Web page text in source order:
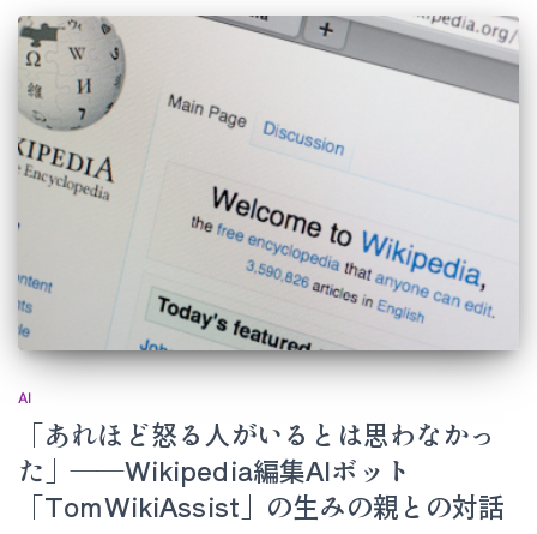
AI
「あれほど怒る人がいるとは思わなかっ
た」――Wikipedia編集AIボット
「TomWikiAssist」の生みの親との対話